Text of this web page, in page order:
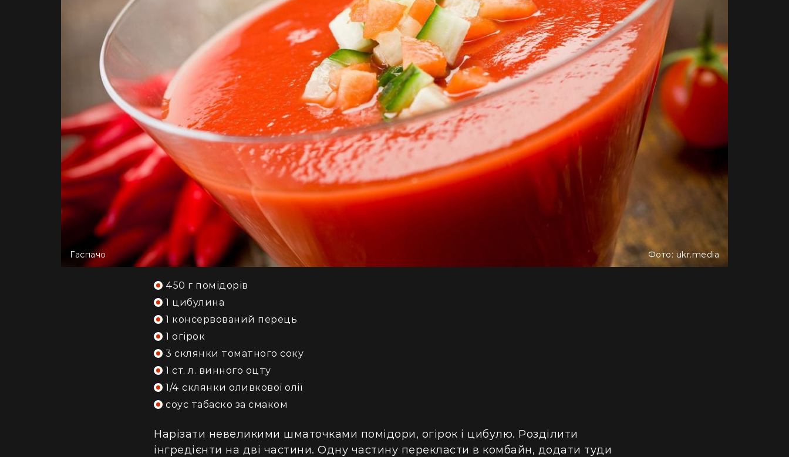
Гаспачо Фото: ukr.media
450 г помідорів
1 цибулина
1 консервований перець
1 огірок
3 склянки томатного соку
1 ст. л. винного оцту
1/4 склянки оливкової олії
соус табаско за смаком
Нарізати невеликими шматочками помідори, огірок і цибулю. Розділити
інгредієнти на дві частини. Одну частину перекласти в комбайн, додати туди